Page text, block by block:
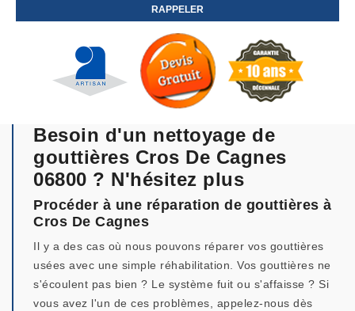
Besoin d'un nettoyage de
gouttières Cros De Cagnes
06800 ? N'hésitez plus
Procéder à une réparation de gouttières à
Cros De Cagnes
Il y a des cas où nous pouvons réparer vos gouttières
usées avec une simple réhabilitation. Vos gouttières ne
s'écoulent pas bien ? Le système fuit ou s'affaisse ? Si
vous avez l'un de ces problèmes, appelez-nous dès